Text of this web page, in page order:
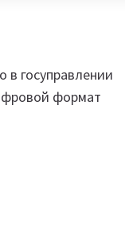
в госуправлении
формат